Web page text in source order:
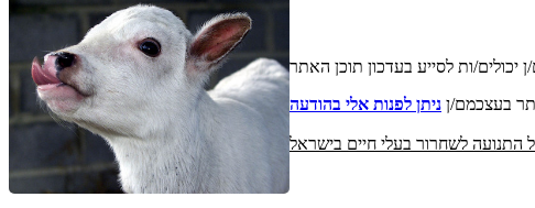
בעצכמם/ן ניתן לפנות אלי בהודעה